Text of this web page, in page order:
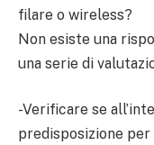
filare o wireless?
Non esiste una
una serie di
-Verificare se
predisposizione per